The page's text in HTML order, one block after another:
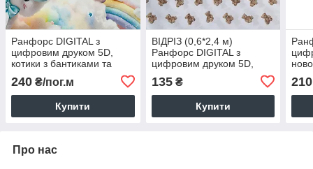
Ранфорс DIGITAL з
цифровим друком 5D,
котики з бантиками та
веселками (ТУРЦІЯ шир.
2,4 м) (R-N-0862)
240 ₴/пог.м
Купити
ВІДРІЗ (0,6*2,4 м)
Ранфорс DIGITAL з
цифровим друком 5D,
ведмедики на білому
(ТУРЦІЯ шир. 2,4 м) (R-
135₴
Купити
210
Про нас